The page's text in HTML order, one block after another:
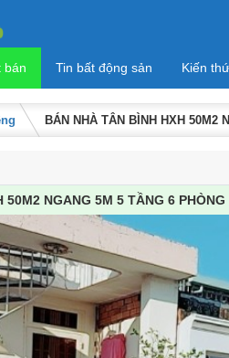
bán Tin bất động sản Kiến
BÁN NHÀ TÂN BÌNH HXH 50M2
50M2 NGANG 5M 5 TẦNG 6